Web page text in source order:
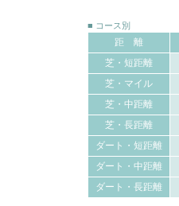
■ コース別
距 離
芝・短距離
芝・マイル
芝・中距離
芝・長距離
ダート・短距離
ダート・中距離
ダート・長距離